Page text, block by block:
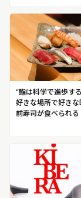
“鮨は科学で進歩す
好きな場所で好き
前寿司が食べられる